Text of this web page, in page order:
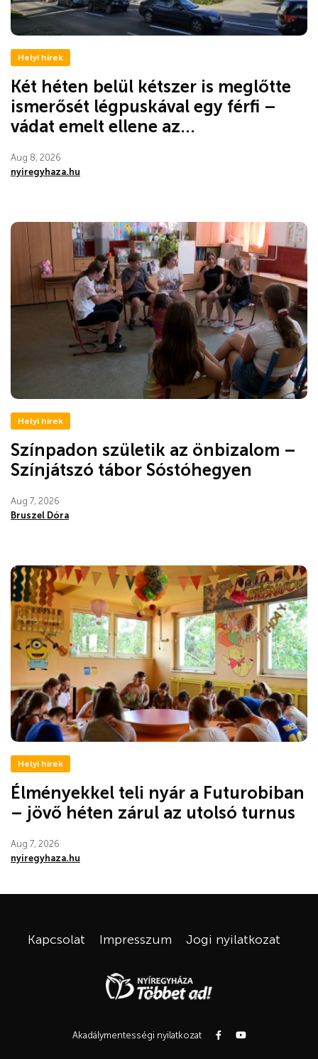
Helyi hírek
Két héten belül kétszer is meglőtte
ismerősét légpuskával egy férfi –
vádat emelt ellene az...
Aug 8, 2026
nyiregyhaza.hu
Helyi hírek
Színpadon születik az önbizalom –
Színjátszó tábor Sóstóhegyen
Aug 7, 2026
Bruszel Dóra
Helyi hírek
Élményekkel teli nyár a Futurobiban
– jövő héten zárul az utolsó turnus
Aug 7, 2026
nyiregyhaza.hu
Kapcsolat Impresszum Jogi nyilatkozat
Akadálymentességi nyilatkozat